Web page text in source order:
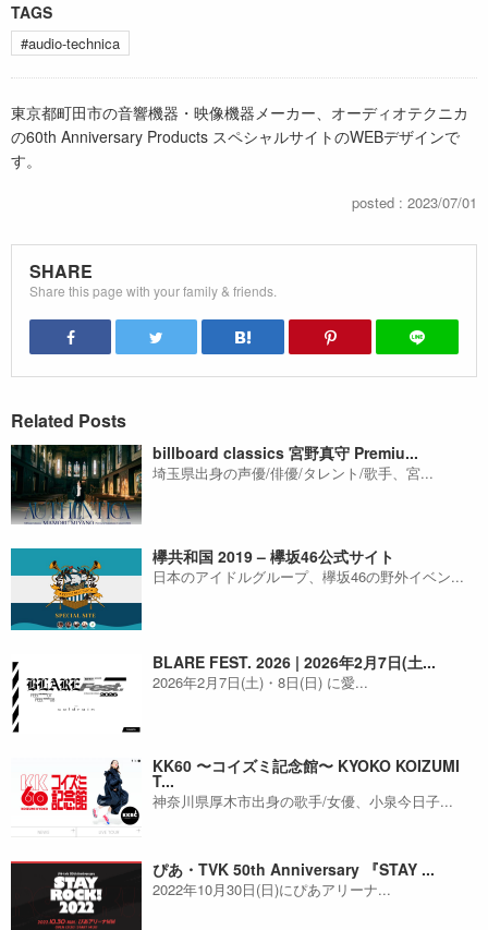
TAGS
#audio-technica
東京都町田市の音響機器・映像機器メーカー、オーディオテクニカ
の60th Anniversary Products スペシャルサイトのWEBデザインで
す。
posted : 2023/07/01
SHARE
Share this page with your family & friends.
Related Posts
billboard classics 宮野真守 Premiu...
埼玉県出身の声優/俳優/タレント/歌手、宮...
欅共和国 2019 – 欅坂46公式サイト
日本のアイドルグループ、欅坂46の野外イベン...
BLARE FEST. 2026 | 2026年2月7日(土...
2026年2月7日(土)・8日(日) に愛...
KK60 〜コイズミ記念館〜 KYOKO KOIZUMI
T...
神奈川県厚木市出身の歌手/女優、小泉今日子...
ぴあ・TVK 50th Anniversary 『STAY ...
2022年10月30日(日)にぴあアリーナ...